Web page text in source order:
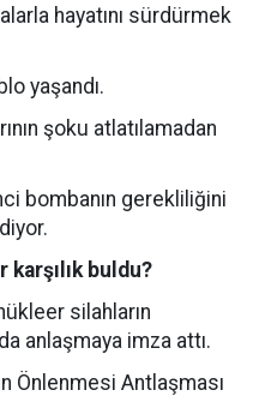
hayatını sürdürmek
yaşandı.
şoku atlatılamadan
bombanın gerekliliğini
karşılık buldu?
silahların
anlaşmaya imza attı.
Önlenmesi Antlaşması